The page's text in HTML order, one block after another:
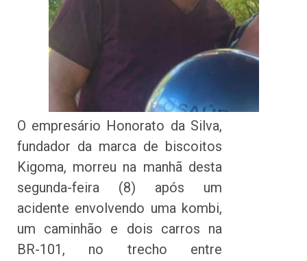
O empresário Honorato da Silva,
fundador da marca de biscoitos
Kigoma, morreu na manhã desta
segunda-feira (8) após um
acidente envolvendo uma kombi,
um caminhão e dois carros na
BR-101, no trecho entre